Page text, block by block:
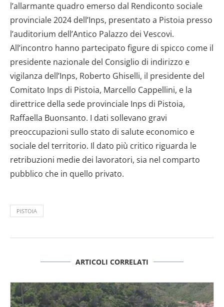
l’allarmante quadro emerso dal Rendiconto sociale
provinciale 2024 dell’Inps, presentato a Pistoia presso
l’auditorium dell’Antico Palazzo dei Vescovi.
All’incontro hanno partecipato figure di spicco come il
presidente nazionale del Consiglio di indirizzo e
vigilanza dell’Inps, Roberto Ghiselli, il presidente del
Comitato Inps di Pistoia, Marcello Cappellini, e la
direttrice della sede provinciale Inps di Pistoia,
Raffaella Buonsanto. I dati sollevano gravi
preoccupazioni sullo stato di salute economico e
sociale del territorio. Il dato più critico riguarda le
retribuzioni medie dei lavoratori, sia nel comparto
pubblico che in quello privato.
PISTOIA
ARTICOLI CORRELATI